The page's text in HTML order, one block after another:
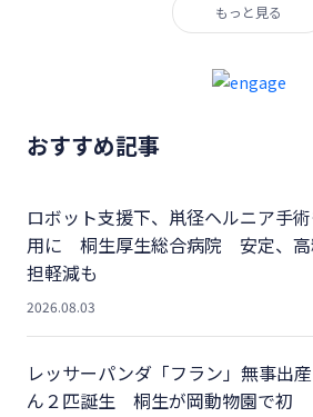
もっと見る
おすすめ記事
ロボット支援下、鼡径ヘルニア手
用に 桐生厚生総合病院 安定、高
担軽減も
2026.08.03
レッサーパンダ「フラン」無事出
ん２匹誕生 桐生が岡動物園で初